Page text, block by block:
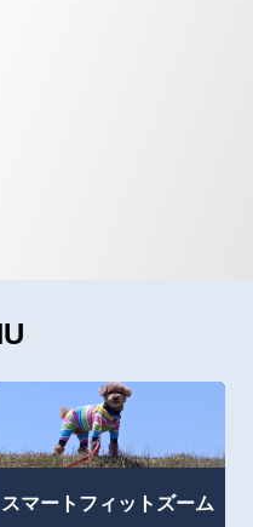
スマートフィットズーム